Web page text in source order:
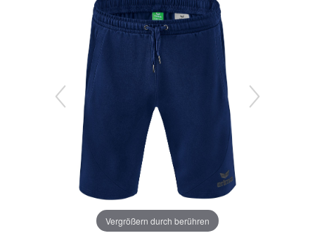
Vergrößern durch berühren